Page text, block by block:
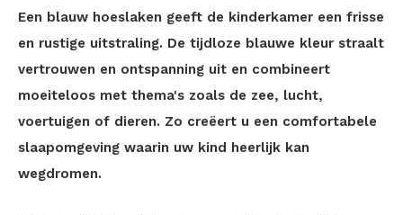
Een blauw hoeslaken geeft de kinderkamer een frisse
en rustige uitstraling. De tijdloze blauwe kleur straalt
vertrouwen en ontspanning uit en combineert
moeiteloos met thema's zoals de zee, lucht,
voertuigen of dieren. Zo creëert u een comfortabele
slaapomgeving waarin uw kind heerlijk kan
wegdromen.